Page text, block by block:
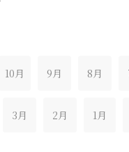
10月 9月 8月
3月 2月 1月